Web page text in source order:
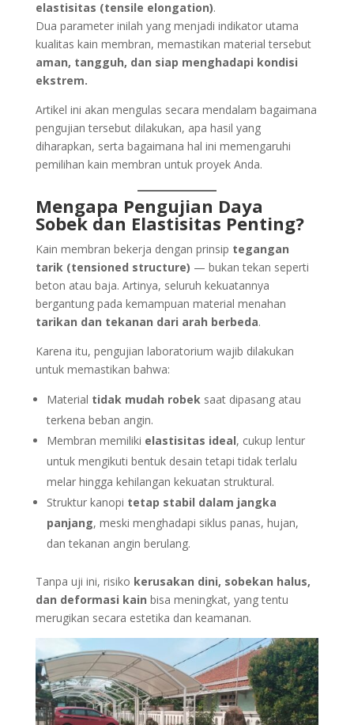
elastisitas (tensile elongation).
Dua parameter inilah yang menjadi indikator utama
kualitas kain membran, memastikan material tersebut
aman, tangguh, dan siap menghadapi kondisi
ekstrem.
Artikel ini akan mengulas secara mendalam bagaimana
pengujian tersebut dilakukan, apa hasil yang
diharapkan, serta bagaimana hal ini memengaruhi
pemilihan kain membran untuk proyek Anda.
Mengapa Pengujian Daya
Sobek dan Elastisitas Penting?
Kain membran bekerja dengan prinsip tegangan
tarik (tensioned structure) — bukan tekan seperti
beton atau baja. Artinya, seluruh kekuatannya
bergantung pada kemampuan material menahan
tarikan dan tekanan dari arah berbeda.
Karena itu, pengujian laboratorium wajib dilakukan
untuk memastikan bahwa:
Material tidak mudah robek saat dipasang atau
terkena beban angin.
Membran memiliki elastisitas ideal, cukup lentur
untuk mengikuti bentuk desain tetapi tidak terlalu
melar hingga kehilangan kekuatan struktural.
Struktur kanopi tetap stabil dalam jangka
panjang, meski menghadapi siklus panas, hujan,
dan tekanan angin berulang.
Tanpa uji ini, risiko kerusakan dini, sobekan halus,
dan deformasi kain bisa meningkat, yang tentu
merugikan secara estetika dan keamanan.